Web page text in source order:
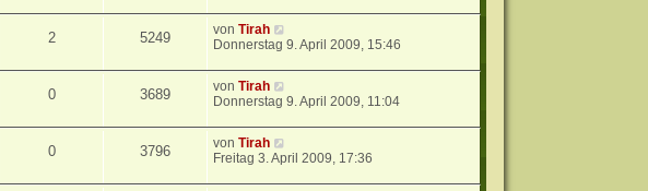
2 5249 vonTirah
Donnerstag 9. April 2009, 15:46
0 3689 vonTirah
Donnerstag 9. April 2009, 11:04
0 3796 vonTirah
Freitag 3. April 2009, 17:36